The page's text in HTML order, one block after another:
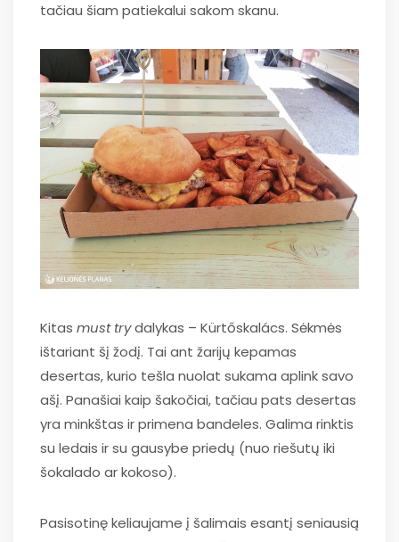
tačiau šiam patiekalui sakom skanu.
Kitas must trydalykas – Kürtőskalács. Sėkmės
ištariant šį žodį. Tai ant žarijų kepamas
desertas, kurio tešla nuolat sukama aplink savo
ašį. Panašiai kaip šakočiai, tačiau pats desertas
yra minkštas ir primena bandeles. Galima rinktis
su ledais ir su gausybe priedų (nuo riešutų iki
šokalado ar kokoso).
Pasisotinę keliaujame į šalimais esantį seniausią